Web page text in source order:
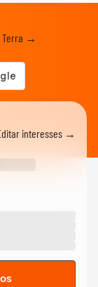
Terra →
interesses →